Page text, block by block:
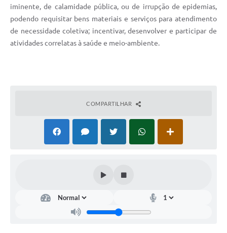
iminente, de calamidade pública, ou de irrupção de epidemias,
podendo requisitar bens materiais e serviços para atendimento
de necessidade coletiva; incentivar, desenvolver e participar de
atividades correlatas à saúde e meio-ambiente.
COMPARTILHAR